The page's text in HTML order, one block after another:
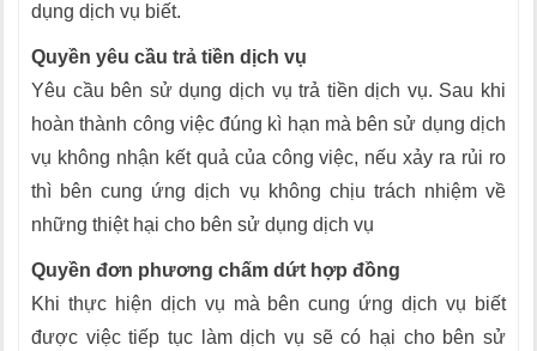
dụng dịch vụ biết.
Quyền yêu cầu trả tiền dịch vụ
Yêu cầu bên sử dụng dịch vụ trả tiền dịch vụ. Sau khi
hoàn thành công việc đúng kì hạn mà bên sử dụng dịch
vụ không nhận kết quả của công việc, nếu xảy ra rủi ro
thì bên cung ứng dịch vụ không chịu trách nhiệm về
những thiệt hại cho bên sử dụng dịch vụ
Quyền đơn phương chấm dứt hợp đồng
Khi thực hiện dịch vụ mà bên cung ứng dịch vụ biết
được việc tiếp tục làm dịch vụ sẽ có hại cho bên sử